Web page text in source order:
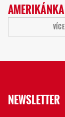
AMERIKÁNKA
VÍCE
NEWSLETTER